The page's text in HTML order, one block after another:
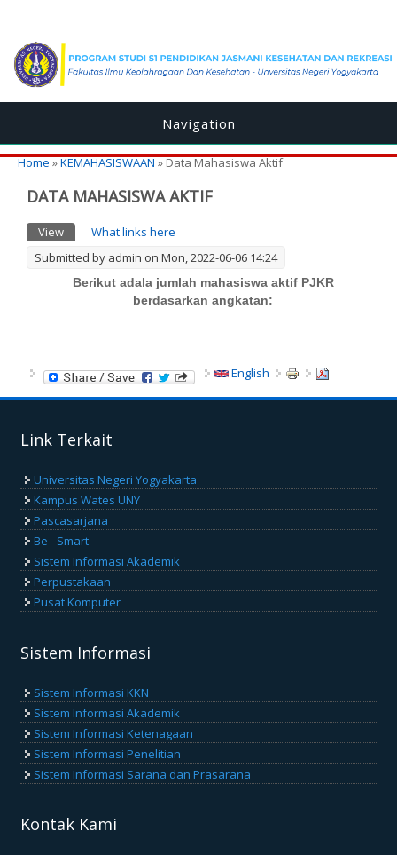
Navigation
You are here
Home»KEMAHASISWAAN» Data Mahasiswa Aktif
DATA MAHASISWA AKTIF
Primary tabs
View (active tab)
What links here
Submitted by admin on Mon, 2022-06-06 14:24
Berikut adala jumlah mahasiswa aktif PJKR
berdasarkan angkatan:
English
Link Terkait
Universitas Negeri Yogyakarta
Kampus Wates UNY
Pascasarjana
Be - Smart
Sistem Informasi Akademik
Perpustakaan
Pusat Komputer
Sistem Informasi
Sistem Informasi KKN
Sistem Informasi Akademik
Sistem Informasi Ketenagaan
Sistem Informasi Penelitian
Sistem Informasi Sarana dan Prasarana
Kontak Kami